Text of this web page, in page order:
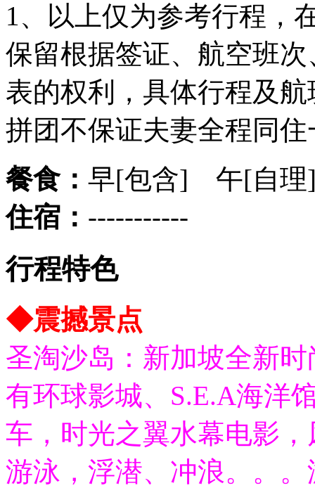
1、以上仅为参考行程，
保留根据签证、航空班
表的权利，具体行程及
拼团不保证夫妻全程同
餐食： 早[包含] 午[自
住宿： -----------
行程特色
◆震撼景点
圣淘沙岛：新加坡全新
有环球影城、S.E.A海洋
车，时光之翼水幕电影
游泳，浮潜、冲浪。。